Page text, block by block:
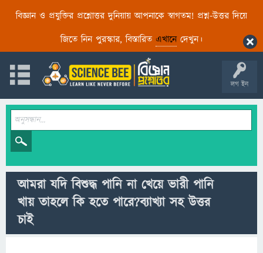
বিজ্ঞান ও প্রযুক্তির প্রশ্নোত্তর দুনিয়ায় আপনাকে স্বাগতম! প্রশ্ন-উত্তর দিয়ে
জিতে নিন পুরস্কার, বিস্তারিত এখানেদেখুন।
লগ ইন
আমরা যদি বিশুদ্ধ পানি না খেয়ে ভারী পানি
খায় তাহলে কি হতে পারে?ব্যাখ্যা সহ উত্তর
চাই